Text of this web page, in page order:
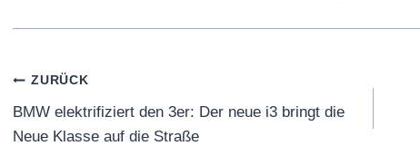
Beitragsnavigation
ZURÜCK
BMW elektrifiziert den 3er: Der neue i3 bringt die
Neue Klasse auf die Straße